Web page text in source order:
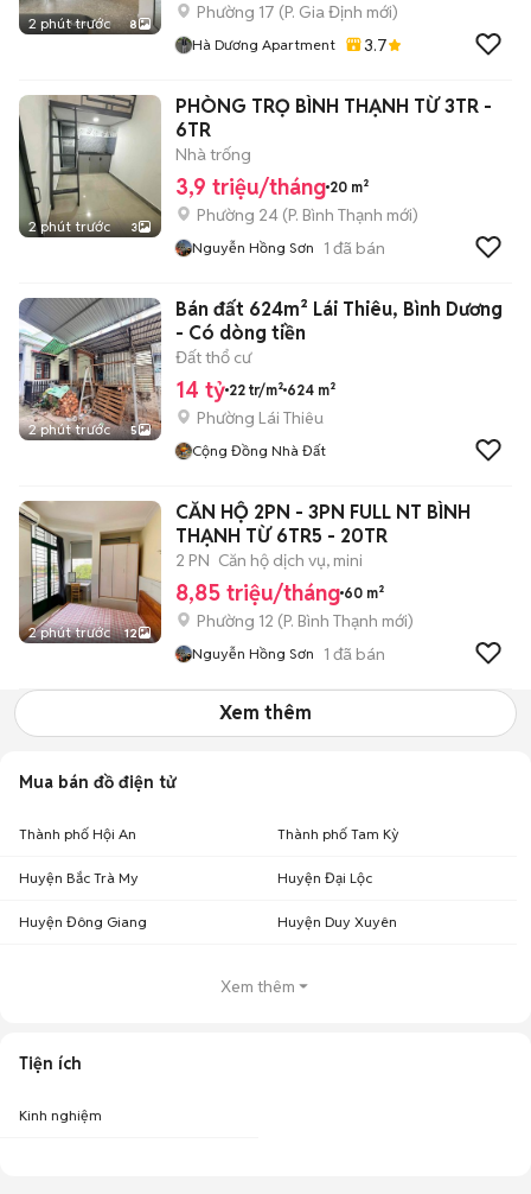
2 phút trước 8
Phường 17 (P. Gia Định mới)
Hà Dương Apartment 3.7
2 phút trước 3
PHÒNG TRỌ BÌNH THẠNH TỪ 3TR -
6TR
Nhà trống
3,9 triệu/tháng 20 m²
Phường 24 (P. Bình Thạnh mới)
Nguyễn Hồng Sơn 1 đã bán
2 phút trước 5
Bán đất 624m² Lái Thiêu, Bình Dương
- Có dòng tiền
Đất thổ cư
14 tỷ 22 tr/m² 624 m²
Phường Lái Thiêu
Cộng Đồng Nhà Đất
2 phút trước 12
CĂN HỘ 2PN - 3PN FULL NT BÌNH
THẠNH TỪ 6TR5 - 20TR
2 PN Căn hộ dịch vụ, mini
8,85 triệu/tháng 60 m²
Phường 12 (P. Bình Thạnh mới)
Nguyễn Hồng Sơn 1 đã bán
Xem thêm
Mua bán đồ điện tử
Thành phố Hội An Thành phố Tam Kỳ
Huyện Bắc Trà My Huyện Đại Lộc
Huyện Đông Giang Huyện Duy Xuyên
Xem thêm
Tiện ích
Kinh nghiệm